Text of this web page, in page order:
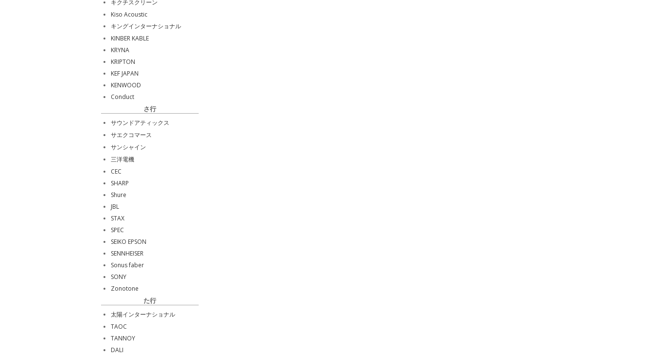
キクチスクリーン
Kiso Acoustic
キングインターナショナル
KINBER KABLE
KRYNA
KRIPTON
KEF JAPAN
KENWOOD
Conduct
さ行
サウンドアティックス
サエクコマース
サンシャイン
三洋電機
CEC
SHARP
Shure
JBL
STAX
SPEC
SEIKO EPSON
SENNHEISER
Sonus faber
SONY
Zonotone
た行
太陽インターナショナル
TAOC
TANNOY
DALI